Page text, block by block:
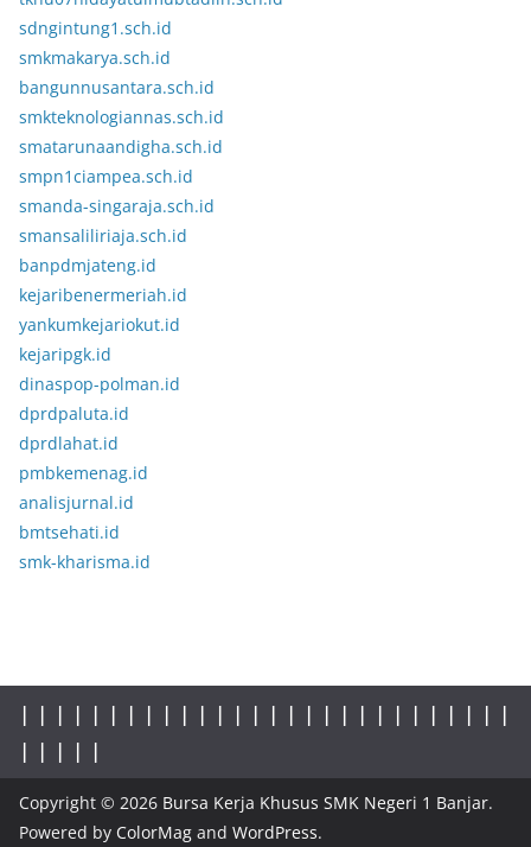
sdngintung1.sch.id
smkmakarya.sch.id
bangunnusantara.sch.id
smkteknologiannas.sch.id
smatarunaandigha.sch.id
smpn1ciampea.sch.id
smanda-singaraja.sch.id
smansaliliriaja.sch.id
banpdmjateng.id
kejaribenermeriah.id
yankumkejariokut.id
kejaripgk.id
dinaspop-polman.id
dprdpaluta.id
dprdlahat.id
pmbkemenag.id
analisjurnal.id
bmtsehati.id
smk-kharisma.id
| | | | | | | | | | | | | | | | | | | | | | | | | | | |
| | | | |
Copyright © 2026 Bursa Kerja Khusus SMK Negeri 1 Banjar.
Powered by ColorMag and WordPress.